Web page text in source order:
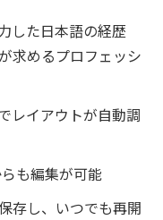
した日本語の経歴
求めるプロフェッシ
レイアウトが自動調
も編集が可能
存し、いつでも再開